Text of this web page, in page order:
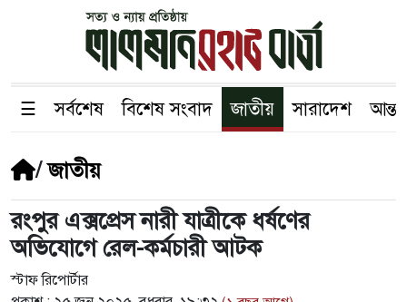
☰ সর্বশেষ বিশেষ সংবাদ জাতীয় সারাদেশ
/জাতীয়
রংপুর এক্সপ্রেস নারী যাত্রীকে ধর্ষণের
অভিযোগে রেল-কর্মচারী আটক
স্টাফ রিপোর্টার